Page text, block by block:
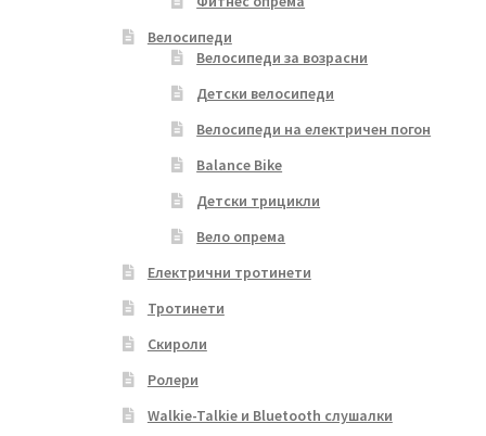
Велосипеди
Велосипеди за возрасни
Детски велосипеди
Велосипеди на електричен погон
Balance Bike
Детски трицикли
Вело опрема
Електрични тротинети
Тротинети
Скироли
Ролери
Walkie-Talkie и Bluetooth слушалки